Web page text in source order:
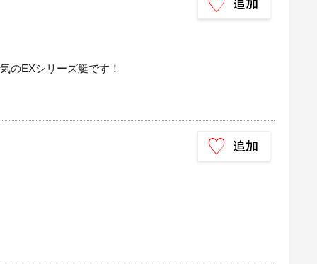
のEXシリーズ艇です！